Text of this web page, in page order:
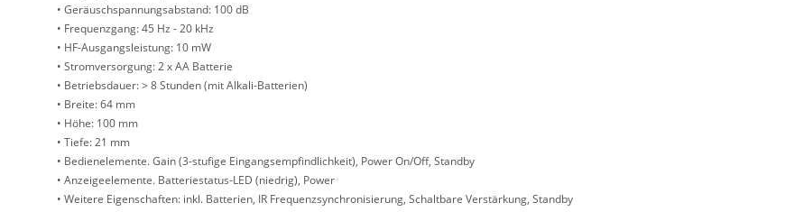
• Geräuschspannungsabstand: 100 dB
• Frequenzgang: 45 Hz - 20 kHz
• HF-Ausgangsleistung: 10 mW
• Stromversorgung: 2 x AA Batterie
• Betriebsdauer: > 8 Stunden (mit Alkali-Batterien)
• Breite: 64 mm
• Höhe: 100 mm
• Tiefe: 21 mm
• Bedienelemente. Gain (3-stufige Eingangsempfindlichkeit), Power On/Off, Standby
• Anzeigeelemente. Batteriestatus-LED (niedrig), Power
• Weitere Eigenschaften: inkl. Batterien, IR Frequenzsynchronisierung, Schaltbare Verstärkung, Standby